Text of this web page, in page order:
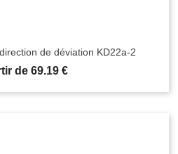
de déviation KD22a-2
de 69.19 €